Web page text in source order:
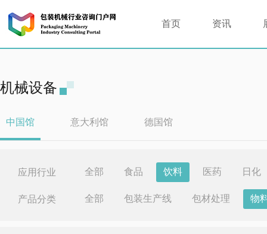
首页 资讯
机械设备
中国馆 意大利馆 德国馆
应用行业 全部 食品 饮料 医药 日化
产品分类 全部 包装生产线 包材处理 物